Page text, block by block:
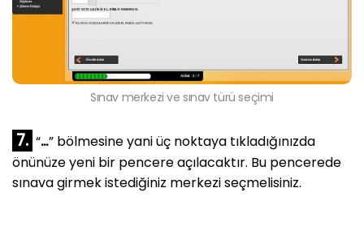
Sınav merkezi ve sınav türü seçimi
7. “…” bölmesine yani üç noktaya tıkladığınızda
önünüze yeni bir pencere açılacaktır. Bu pencerede
sınava girmek istediğiniz merkezi seçmelisiniz.